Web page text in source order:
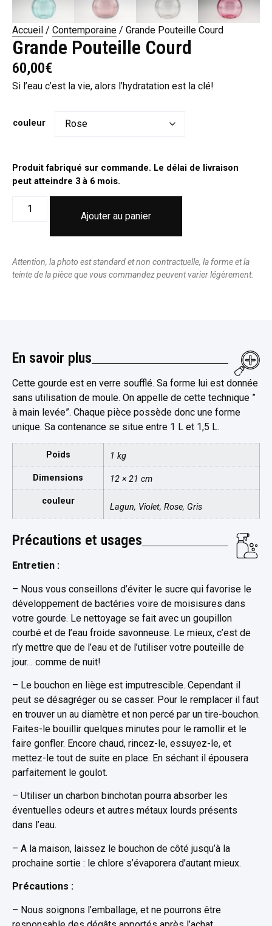
Accueil / Contemporaine / Grande Pouteille Courd
Grande Pouteille Courd
60,00€
Si l’eau c’est la vie, alors l’hydratation est la clé!
couleur
Produit fabriqué sur commande. Le délai de livraison
peut atteindre 3 à 6 mois.
Ajouter au panier
Attention, la photo est standard et non contractuelle, la forme et la
teinte de la pièce que vous commandez peuvent varier légèrement.
En savoir plus
Cette gourde est en verre soufflé. Sa forme lui est donnée
sans utilisation de moule. On appelle de cette technique ”
à main levée”. Chaque pièce possède donc une forme
unique. Sa contenance se situe entre 1 L et 1,5 L.
Poids 1 kg
Dimensions 12 × 21 cm
couleur
Lagun, Violet, Rose, Gris
Précautions et usages
Entretien :
– Nous vous conseillons d’éviter le sucre qui favorise le
développement de bactéries voire de moisisures dans
votre gourde. Le nettoyage se fait avec un goupillon
courbé et de l’eau froide savonneuse. Le mieux, c’est de
n’y mettre que de l’eau et de l’utiliser votre pouteille de
jour… comme de nuit!
– Le bouchon en liège est imputrescible. Cependant il
peut se désagréger ou se casser. Pour le remplacer il faut
en trouver un au diamètre et non percé par un tire-bouchon.
Faites-le bouillir quelques minutes pour le ramollir et le
faire gonfler. Encore chaud, rincez-le, essuyez-le, et
mettez-le tout de suite en place. En séchant il épousera
parfaitement le goulot.
– Utiliser un charbon binchotan pourra absorber les
éventuelles odeurs et autres métaux lourds présents
dans l’eau.
– A la maison, laissez le bouchon de côté jusqu’à la
prochaine sortie : le chlore s’évaporera d’autant mieux.
Précautions :
– Nous soignons l’emballage, et ne pourrons être